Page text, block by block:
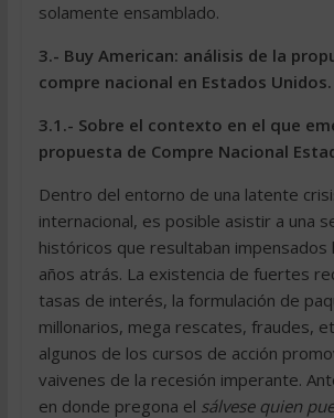
solamente ensamblado.
3.- Buy American: análisis de la
compre nacional en Estados Unidos.
3.1.- Sobre el contexto en el que
propuesta de Compre Nacional
Dentro del entorno de una latente
internacional, es posible asistir a una
históricos que resultaban impensados
años atrás. La existencia de fuertes
tasas de interés, la formulación de
millonarios, mega rescates, fraudes,
algunos de los cursos de acción
vaivenes de la recesión imperante.
en donde pregona el sálvese quien